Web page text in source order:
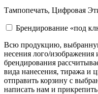
Тампопечать, Цифровая
Брендирование «под
Всю продукцию,
несения лого/
брендирования
вида нанесения, тиража и
отправить корзину с
написать нам и